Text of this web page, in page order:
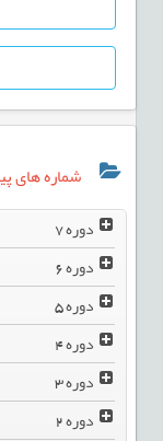
شماره های
دوره7
دوره6
دوره5
دوره4
دوره3
دوره2